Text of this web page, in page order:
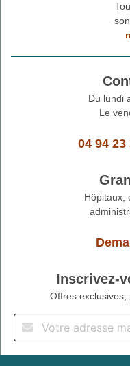
Du lundi
Le
04 94 23
Hôpitaux,
Inscrivez-
Offres